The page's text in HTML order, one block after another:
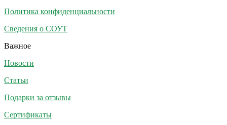
Политика конфиденциальности
Сведения о СОУТ
Важное
Новости
Статьи
Подарки за отзывы
Сертификаты